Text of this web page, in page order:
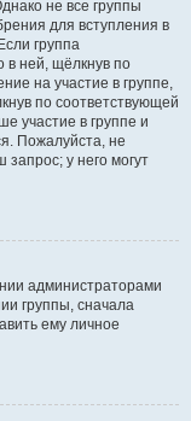
не все группы
для вступления в
группа
в ней, щёлкнув по
на участие в группе,
по соответствующей
участие в группе и
Пожалуйста, не
у него могут
администраторами
группы, сначала
ему личное